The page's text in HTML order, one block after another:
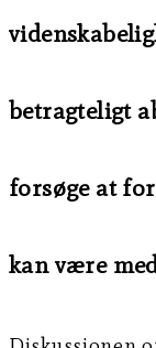
betragteligt
forsøge at
kan være